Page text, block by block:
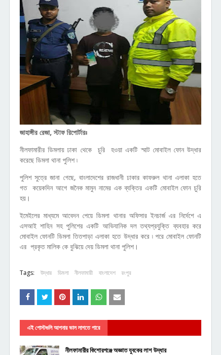
জাহাঙ্গীর রেজা, স্টাফ রিপোর্টারঃ
নীলফামারীর ডিমলায় ঢাকা থেকে চুরি হওয়া একটি স্মাট মোবাইল ফোন উদ্ধার
করেছে ডিমলা থানা পুলিশ ৷
পুলিশ সুত্রে জানা গেছে, বাংলাদেশের রাজধানী ঢাকার কাফরুল থানা এলাকা হতে
গত কয়েকদিন আগে জনৈক মামুন নামের এক ব্যক্তির একটি মোবাইল ফোন চুরি
হয়।
ইমেইলের মাধ্যমে আবেদন পেয়ে ডিমলা থানার অফিসার ইনচার্জ এর নির্দেশে এ
এসআই শাহিন সহ পুলিশের একটি আভিযানিক দল তথ্যপ্রযুক্তি ব্যবহার করে
মোবাইল ফোনটি ডিমলা তিতপাড়া এলাকা হতে উদ্ধার করে ৷ পরে মোবাইল ফোনটি
এর প্রকৃত মালিক কে বুঝিয়ে দেয় ডিমলা থানা পুলিশ।
Tags: উদ্ধার ডিমলা নীলফামারী বাংলাদেশ রংপুর
এই পোস্টগুলি আপনার ভাল লাগতে পারে
নীলফামারীর কিশোরগঞ্জে অজ্ঞাত যুবকের লাশ উদ্ধার